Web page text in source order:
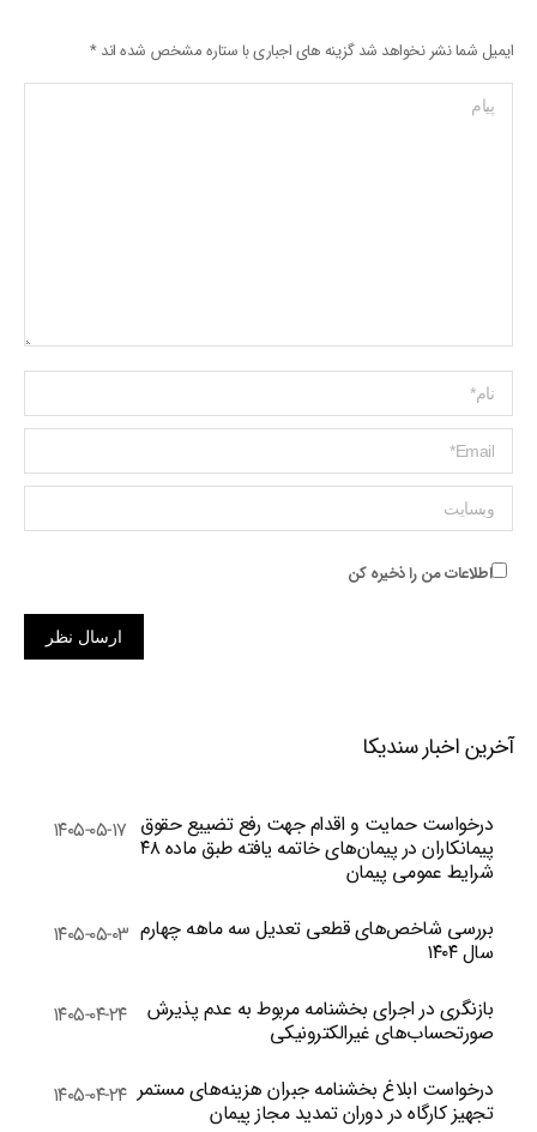
ایمیل شما نشر نخواهد شد گزینه های اجباری با ستاره مشخص شده اند*
پیام
Name *
ایمیل *
وبسایت
اطلاعات من را ذخیره کن
ارسال نظر
آخرین اخبار سندیکا
درخواست حمایت و اقدام جهت رفع تضییع حقوق
پیمانکاران در پیمان‌های خاتمه یافته طبق ماده ۴۸
شرایط عمومی پیمان
۱۴۰۵-۰۵-۱۷
بررسی شاخص‌های قطعی تعدیل سه ماهه چهارم
سال ۱۴۰۴
۱۴۰۵-۰۵-۰۳
بازنگری در اجرای بخشنامه مربوط به عدم پذیرش
صورتحساب‌های غیرالکترونیکی
۱۴۰۵-۰۴-۲۴
درخواست ابلاغ بخشنامه جبران هزینه‌های مستمر
تجهیز کارگاه در دوران تمدید مجاز پیمان
۱۴۰۵-۰۴-۲۴